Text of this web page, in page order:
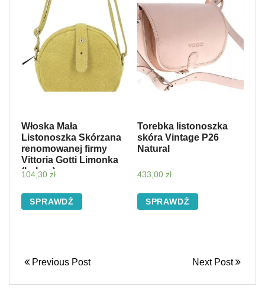
Włoska Mała
Listonoszka Skórzana
renomowanej firmy
Vittoria Gotti Limonka
(kolory)
104,30 zł
SPRAWDŹ
Torebka listonoszka
skóra Vintage P26
Natural
433,00 zł
SPRAWDŹ
Previous Post Next Post